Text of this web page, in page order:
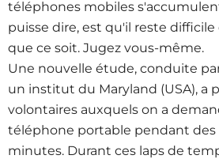
téléphones mobiles
puisse dire, est qu'il reste
que ce soit. Jugez vous-même.
Une nouvelle étude, conduite
un institut du Maryland (USA), a
volontaires auxquels on a
téléphone portable pendant des
minutes. Durant ces laps de